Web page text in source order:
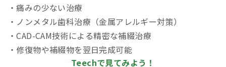
・痛みの少ない治療
・ノンメタル歯科治療（金属アレルギー対策）
・CAD-CAM技術による精密な補綴治療
・修復物や補綴物を翌日完成可能
Teechで見てみよう！